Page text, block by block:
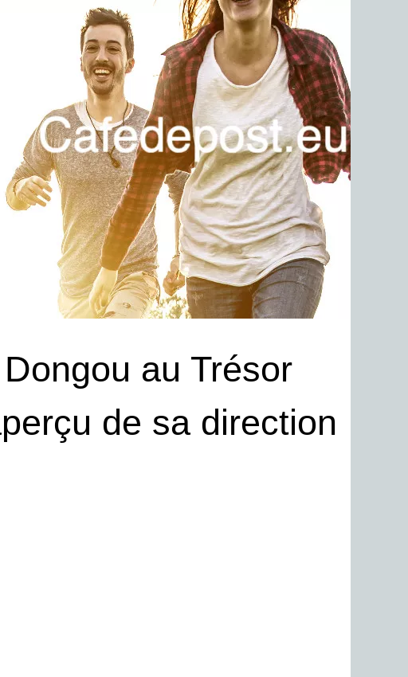
au Trésor
de sa direction